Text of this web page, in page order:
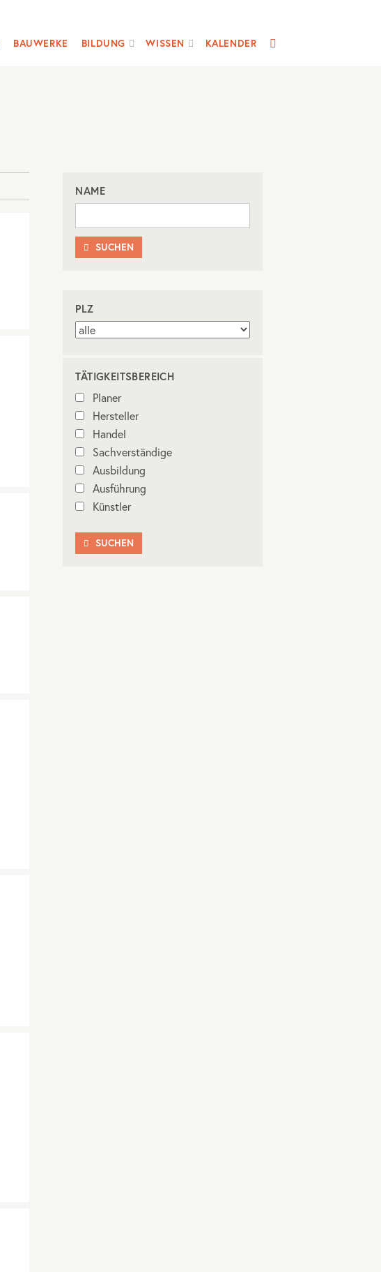
BAUWERKE BILDUNG WISSEN KALENDER
NAME
 SUCHEN
PLZ
TÄTIGKEITSBEREICH
Planer
Hersteller
Handel
Sachverständige
Ausbildung
Ausführung
Künstler
 SUCHEN